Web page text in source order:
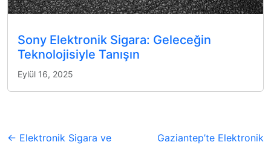
Sony Elektronik Sigara: Geleceğin
Teknolojisiyle Tanışın
Eylül 16, 2025
← Elektronik Sigara ve
Gaziantep’te Elektronik